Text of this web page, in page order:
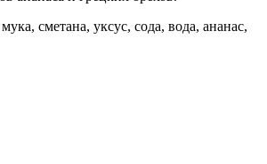
сметана, уксус, сода, вода, ананас,